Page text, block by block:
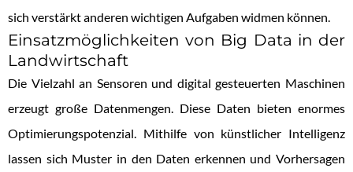
sich verstärkt anderen wichtigen Aufgaben widmen können.
Einsatzmöglichkeiten von Big Data in der
Landwirtschaft
Die Vielzahl an Sensoren und digital gesteuerten Maschinen
erzeugt große Datenmengen. Diese Daten bieten enormes
Optimierungspotenzial. Mithilfe von künstlicher Intelligenz
lassen sich Muster in den Daten erkennen und Vorhersagen